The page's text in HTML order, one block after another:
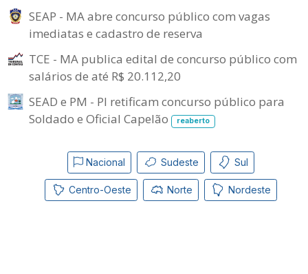
SEAP - MA abre concurso público com vagas
imediatas e cadastro de reserva
TCE - MA publica edital de concurso público com
salários de até R$ 20.112,20
SEAD e PM - PI retificam concurso público para
Soldado e Oficial Capelão
reaberto
Nacional Sudeste Sul
Centro-Oeste Norte Nordeste